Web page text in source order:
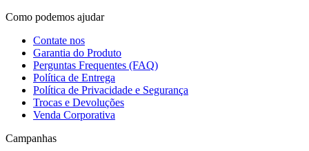
Como podemos ajudar
Contate nos
Garantia do Produto
Perguntas Frequentes (FAQ)
Política de Entrega
Política de Privacidade e Segurança
Trocas e Devoluções
Venda Corporativa
Campanhas